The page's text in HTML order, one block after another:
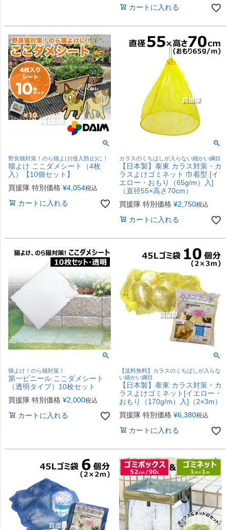
カートに入れる
野良猫対策！のら猫よけ(侵入防止)に！
猫よけ ここダメシート（4枚
入）【10個セット】
買援隊 特別価格 ¥4,054税込
カートに入れる
カラスのくちばしが入らない細かい綱目
【日本製】泰東 カラス対策・カ
ラスよけゴミネット 巾着型 [イ
エロー・おもり（65g/m）入]
（直径55×高さ70cm）
買援隊 特別価格 ¥2,750税込
カートに入れる
猫よけ！のら猫対策！
第一ビニール ここダメシート
（透明タイプ）10枚セット
買援隊 特別価格 ¥2,000税込
カートに入れる
【送料無料】カラスのくちばしが入らな
い細かい綱目
【日本製】泰東 カラス対策・カ
ラスよけゴミネット[イエロー・
おもり（170g/m）入]（2×3m）
買援隊 特別価格 ¥6,380税込
カートに入れる